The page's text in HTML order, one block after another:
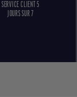
SERVICE CLIENT 5
JOURS SUR 7